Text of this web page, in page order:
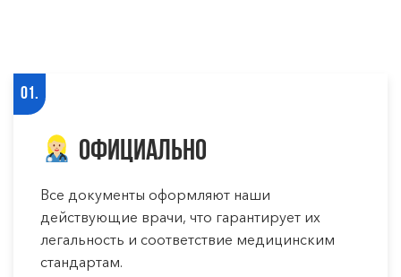
01.
Официально
Все документы оформляют наши
действующие врачи, что гарантирует их
легальность и соответствие медицинским
стандартам.